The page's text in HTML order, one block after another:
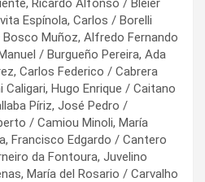
Ricardo Alfonso / Bleier
Espínola, Carlos / Borelli
Muñoz, Alfredo Fernando
/ Burgueño Pereira, Ada
Carlos Federico / Cabrera
Hugo Enrique / Caitano
Píriz, José Pedro /
/ Camiou Minoli, María
Francisco Edgardo / Cantero
da Fontoura, Juvelino
María del Rosario / Carvalho